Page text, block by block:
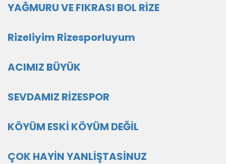
YAĞMURU VE FIKRASI BOL RİZE
Rizeliyim Rizesporluyum
ACIMIZ BÜYÜK
SEVDAMIZ RİZESPOR
KÖYÜM ESKİ KÖYÜM DEĞİL
ÇOK HAYİN YANLİŞTASİNUZ